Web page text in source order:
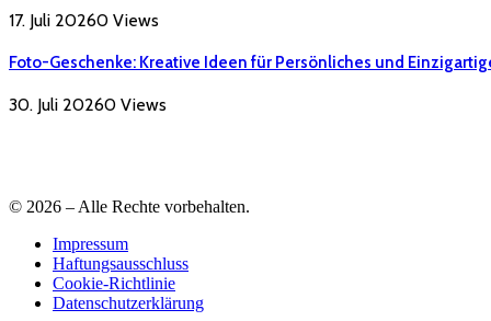
17. Juli 20260 Views
Foto-Geschenke: Kreative Ideen für Persönliches und
30. Juli 20260 Views
© 2026 – Alle Rechte vorbehalten.
Impressum
Haftungsausschluss
Cookie-Richtlinie
Datenschutzerklärung